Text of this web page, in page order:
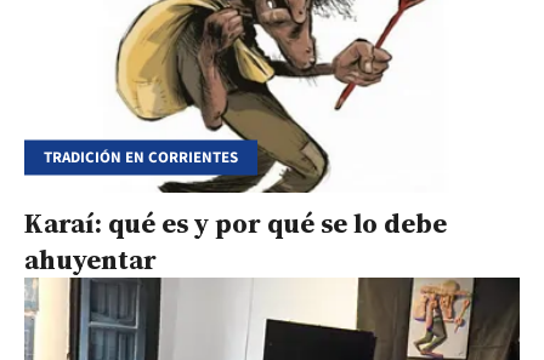
TRADICIÓN EN CORRIENTES
Karaí: qué es y por qué se lo debe
ahuyentar